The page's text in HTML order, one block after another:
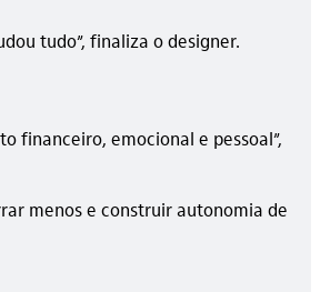
tudo”, finaliza o designer.
financeiro, emocional e pessoal”,
menos e construir autonomia de